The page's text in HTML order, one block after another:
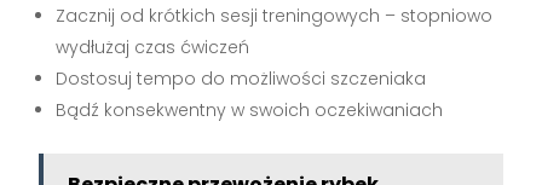
Zacznij od krótkich sesji treningowych – stopniowo
wydłużaj czas ćwiczeń
Dostosuj tempo do możliwości szczeniaka
Bądź konsekwentny w swoich oczekiwaniach